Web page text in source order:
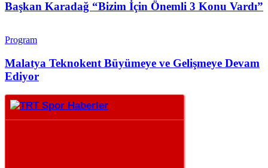
Başkan Karadağ “Bizim İçin Önemli 3 Konu Vardı”
Program
Malatya Teknokent Büyümeye ve Gelişmeye Devam
Ediyor